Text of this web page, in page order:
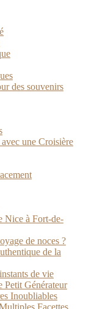
des souvenirs
une Croisière
Nice à Fort-de-
de noces ?
de la
de vie
Petit Générateur
Inoubliables
Facettes